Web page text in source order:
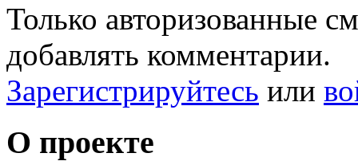
Только авторизованные
добавлять комментарии.
Зарегистрируйтесь или
О проекте